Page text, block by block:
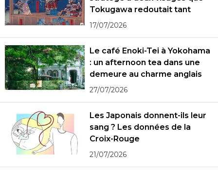
Tokugawa redoutait tant
17/07/2026
Le café Enoki-Tei à Yokohama
: un afternoon tea dans une
demeure au charme anglais
27/07/2026
Les Japonais donnent-ils leur
sang ? Les données de la
Croix-Rouge
21/07/2026